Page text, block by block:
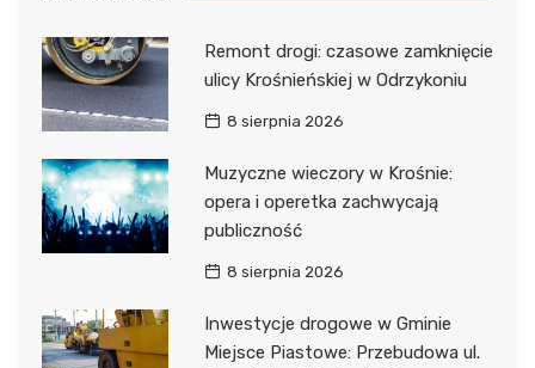
Remont drogi: czasowe zamknięcie
ulicy Krośnieńskiej w Odrzykoniu
8 sierpnia 2026
Muzyczne wieczory w Krośnie:
opera i operetka zachwycają
publiczność
8 sierpnia 2026
Inwestycje drogowe w Gminie
Miejsce Piastowe: Przebudowa ul.